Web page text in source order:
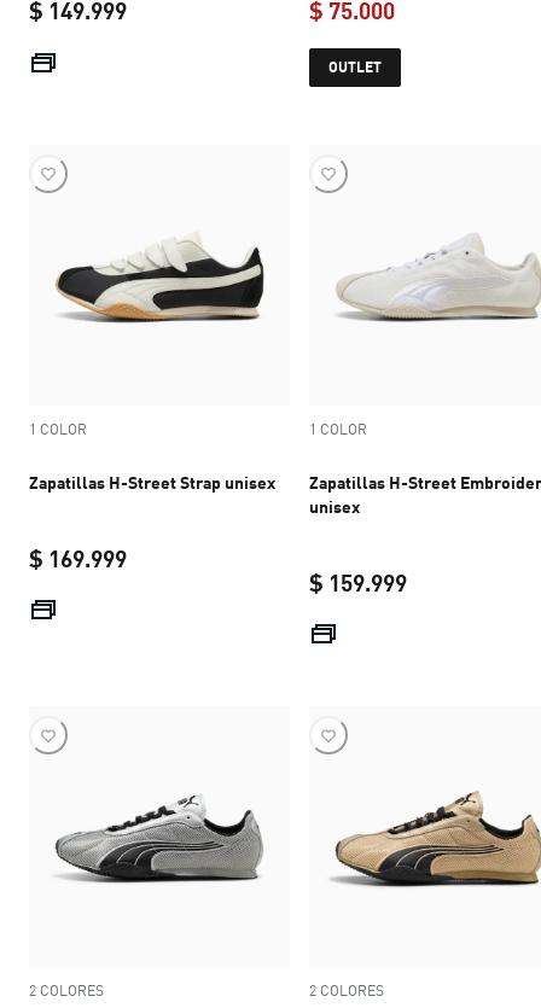
$ 149.999
current price $ 149.999
$ 75.000
OUTLET
1 COLOR
Zapatillas H-Street Strap unisex
$ 169.999
1 COLOR
Zapatillas H-Street
unisex
$ 159.999
2 COLORES 2 COLORES